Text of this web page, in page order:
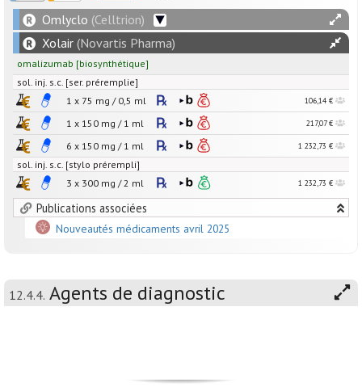
Omlyclo (Celltrion)
Xolair (Novartis Pharma)
omalizumab [biosynthétique]
sol. inj. s.c. [ser. préremplie]
1 x 75 mg / 0,5 ml 106,14 €
1 x 150 mg / 1 ml 217,07 €
6 x 150 mg / 1 ml 1 232,73 €
sol. inj. s.c. [stylo prérempli]
3 x 300 mg / 2 ml 1 232,73 €
Publications associées
Nouveautés médicaments avril 2025
12.4.4. Agents de diagnostic